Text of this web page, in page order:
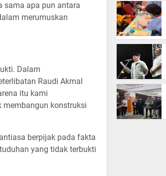
sama apa pun antara
merumuskan
Dalam
Raudi Akmal
itu kami
membangun konstruksi
berpijak pada fakta
yang tidak terbukti